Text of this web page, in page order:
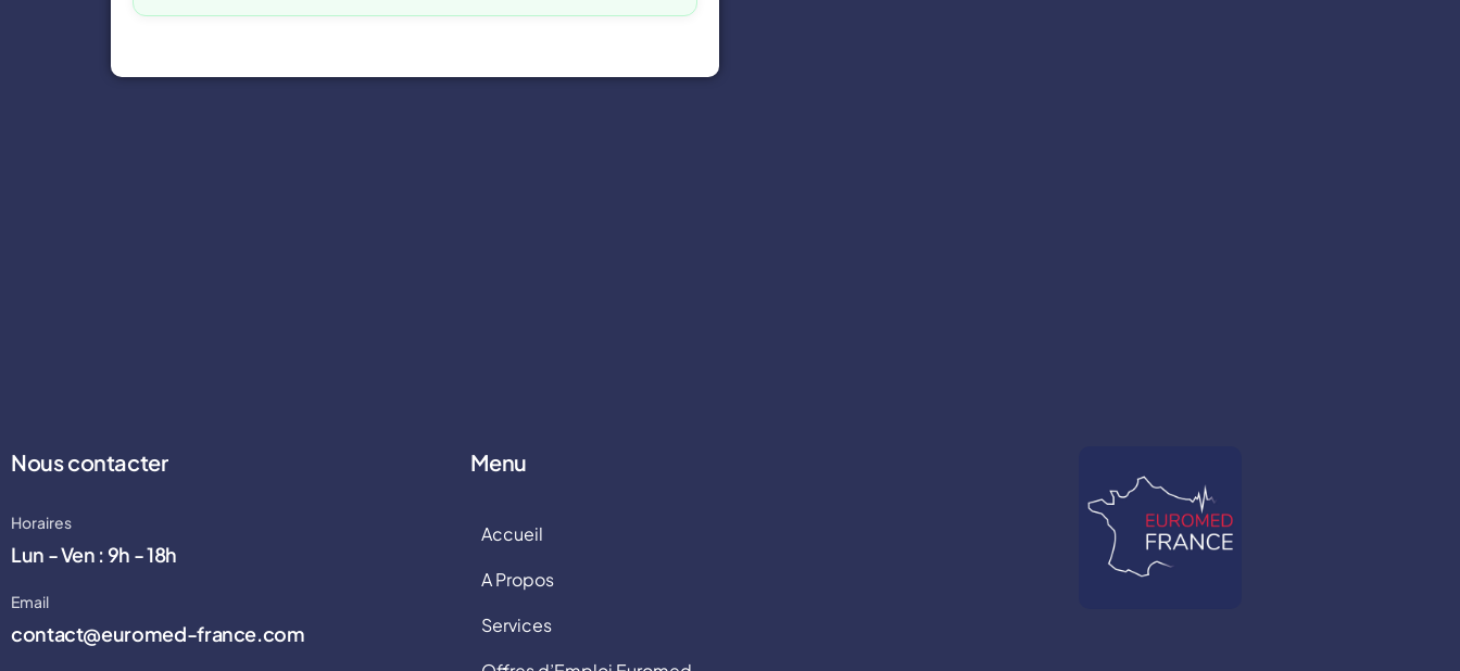
Nous contacter
Horaires
Lun - Ven : 9h - 18h
Email
contact@euromed-france.com
Menu
Accueil
A Propos
Services